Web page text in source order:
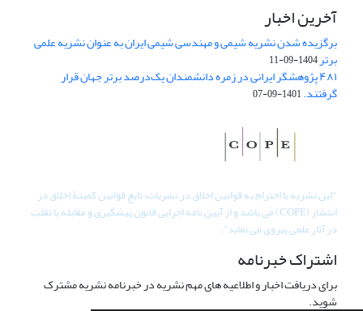
آخرین اخبار
برگزیده شدن نشریه شیمی و مهندسی شیمی ایران به عنوان نشریه علمی
برتر1404-09-11
۴۸۱ پژوهشگر ایرانی در زمره دانشمندان یک‌درصد برتر جهان قرار
گرفتند.1401-09-07
"این نشریه با احترام به قوانین اخلاق در نشریات، تابع قوانین کمیتۀ اخلاق در
انتشار (COPE) می باشد و از آیین نامه اجرایی قانون پیشگیری و مقابله با تقلب
در آثار علمی پیروی می نماید".
اشتراک خبرنامه
برای دریافت اخبار و اطلاعیه های مهم نشریه در خبرنامه نشریه مشترک
شوید.